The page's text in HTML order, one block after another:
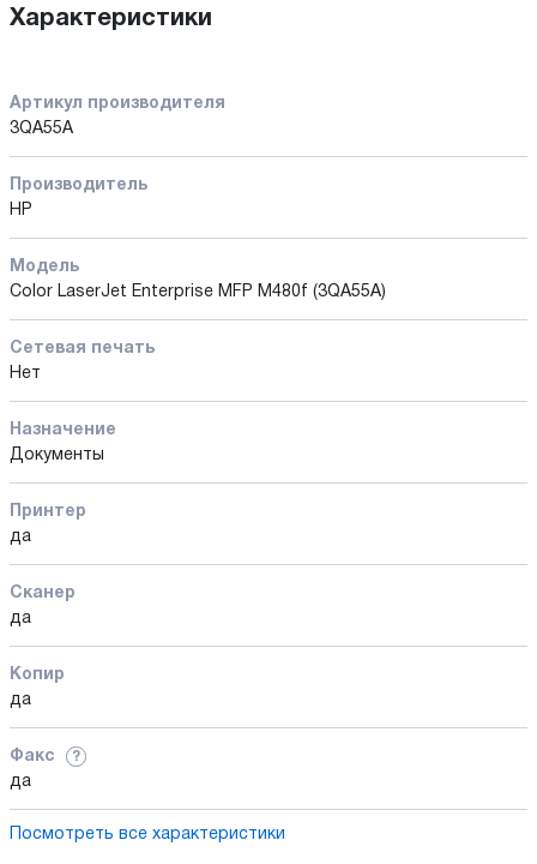
Характеристики
Артикул производителя
3QA55A
Производитель
HP
Модель
Color LaserJet Enterprise MFP M480f (3QA55A)
Сетевая печать
Нет
Назначение
Документы
Принтер
да
Сканер
да
Копир
да
Факс ?
да
Посмотреть все характеристики